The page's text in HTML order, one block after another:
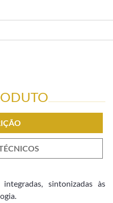
sintonizadas às